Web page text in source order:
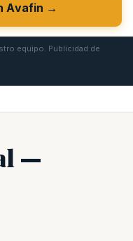
Avafin →
equipo. Publicidad de
—